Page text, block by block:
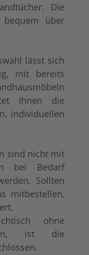
Die
bequem über
lässt sich
mit bereits
Ihnen die
individuellen
sind nicht mit
bei Bedarf
Sollten
mitbestellen,
ohne
ist die